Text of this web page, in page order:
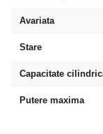
Avariata
Stare
Capacitate
Putere maxima